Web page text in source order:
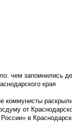
чем запомнились
края
коммунисты
от
в